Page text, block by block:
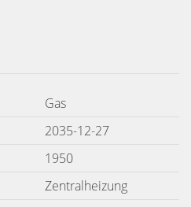
Gas
2035-12-27
1950
Zentralheizung